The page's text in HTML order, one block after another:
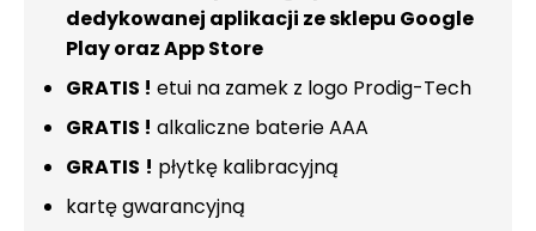
dedykowanej aplikacji ze sklepu Google
Play oraz App Store
GRATIS ! etui na zamek z logo Prodig-Tech
GRATIS ! alkaliczne baterie AAA
GRATIS ! płytkę kalibracyjną
kartę gwarancyjną